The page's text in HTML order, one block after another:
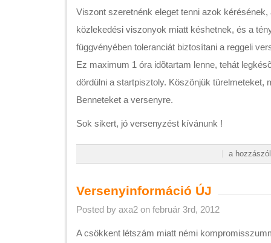
Viszont szeretnénk eleget tenni azok
közlekedési viszonyok miatt késhetnek, és a
függvényében toleranciát biztosítani a reggeli
Ez maximum 1 óra idõtartam lenne, tehát
dördülni a startpisztoly. Köszönjük türelmeteket,
Benneteket a versenyre.
Sok sikert, jó versenyzést kívánunk !
Új
a
Versenyinformáció ÚJ
Posted by axa2 on február 3rd, 2012
A csökkent létszám miatt némi